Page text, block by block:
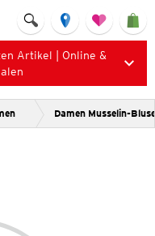
Artikel | Online &
Damen Musselin-Bluse